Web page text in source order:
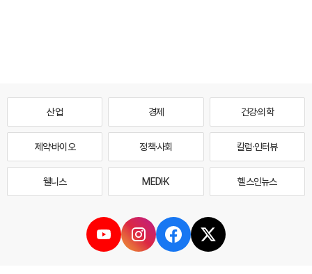
산업 경제 건강·의학
제약·바이오 정책·사회 칼럼·인터뷰
웰니스 MEDI·K 헬스인뉴스